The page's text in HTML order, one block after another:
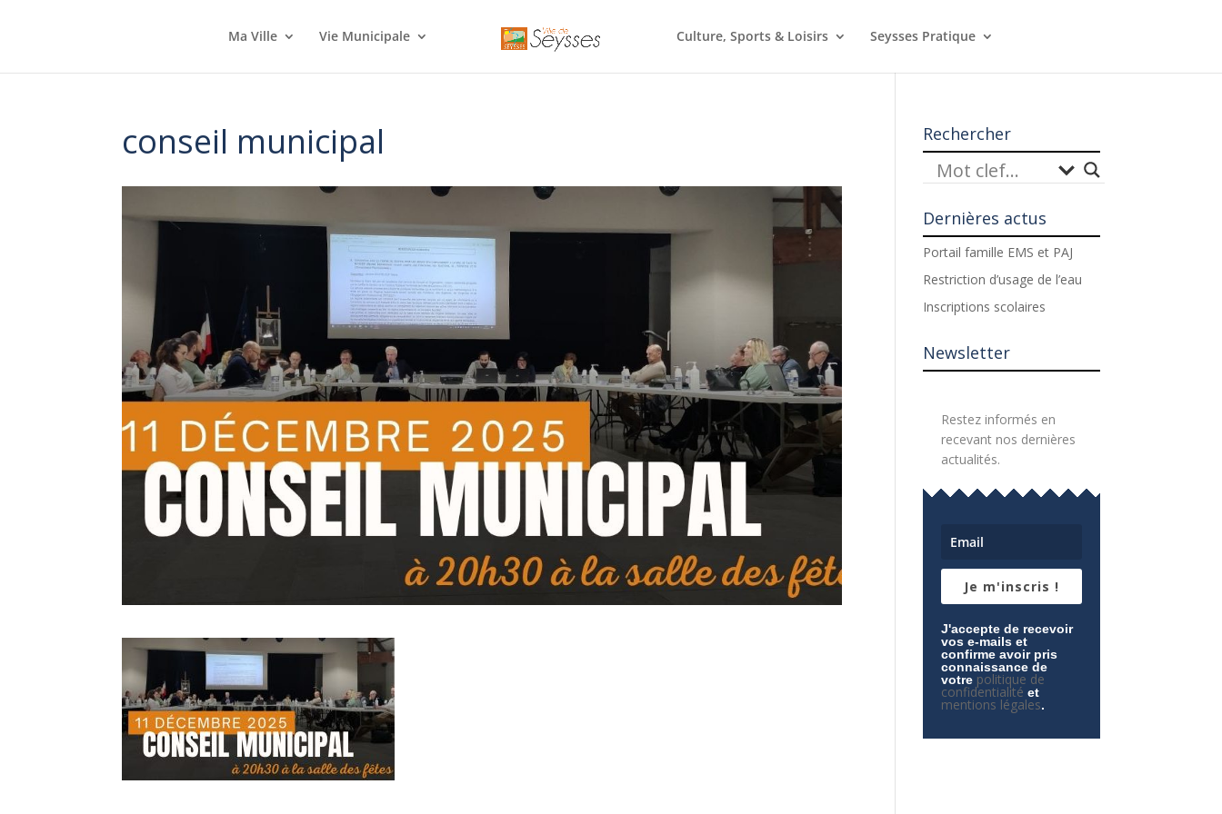
Ma Ville Vie Municipale Culture, Sports & Loisirs Seysses Pratique
conseil municipal Rechercher
Dernières actus
Portail famille EMS et PAJ
Restriction d’usage de l’eau
Inscriptions scolaires
Newsletter
Restez informés en
recevant nos dernières
actualités.
Je m'inscris !
J'accepte de recevoir
vos e-mails et
confirme avoir pris
connaissance de
votre politique de
confidentialité et
mentions légales.